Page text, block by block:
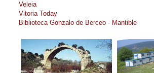
Veleia
Vitoria Today
Biblioteca Gonzalo de Berceo - Mantible